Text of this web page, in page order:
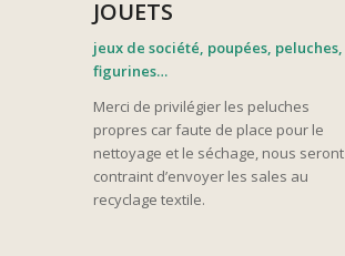
JOUETS
jeux de société, poupées, peluches,
figurines…
Merci de privilégier les peluches
propres car faute de place pour le
nettoyage et le séchage, nous seront
contraint d’envoyer les sales au
recyclage textile.